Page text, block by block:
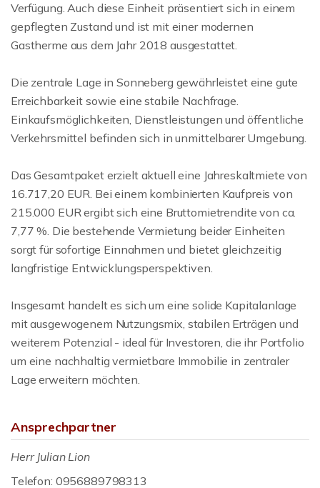
Verfügung. Auch diese Einheit präsentiert sich in einem
gepflegten Zustand und ist mit einer modernen
Gastherme aus dem Jahr 2018 ausgestattet.
Die zentrale Lage in Sonneberg gewährleistet eine gute
Erreichbarkeit sowie eine stabile Nachfrage.
Einkaufsmöglichkeiten, Dienstleistungen und öffentliche
Verkehrsmittel befinden sich in unmittelbarer Umgebung.
Das Gesamtpaket erzielt aktuell eine Jahreskaltmiete von
16.717,20 EUR. Bei einem kombinierten Kaufpreis von
215.000 EUR ergibt sich eine Bruttomietrendite von ca.
7,77 %. Die bestehende Vermietung beider Einheiten
sorgt für sofortige Einnahmen und bietet gleichzeitig
langfristige Entwicklungsperspektiven.
Insgesamt handelt es sich um eine solide Kapitalanlage
mit ausgewogenem Nutzungsmix, stabilen Erträgen und
weiterem Potenzial - ideal für Investoren, die ihr Portfolio
um eine nachhaltig vermietbare Immobilie in zentraler
Lage erweitern möchten.
Ansprechpartner
Herr Julian Lion
Telefon: 0956889798313